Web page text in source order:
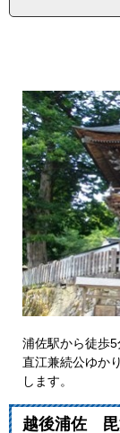
浦佐駅から徒歩5
直江兼続公ゆか
します。
越後浦佐 毘